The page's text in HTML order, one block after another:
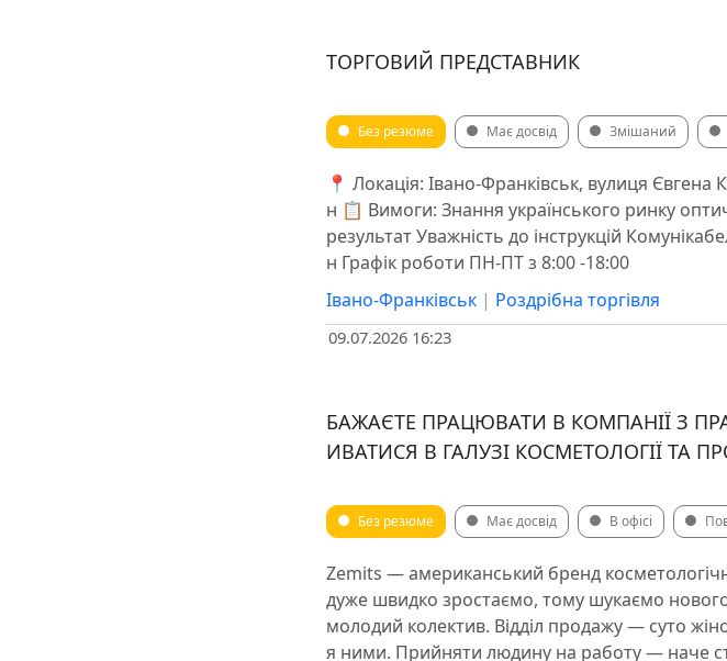
ТОРГОВИЙ ПРЕДСТАВНИК
Без резюме Має досвід Змішаний
📍 Локація: Івано-Франківськ, вулиця
н 📋 Вимоги: Знання українського ринку
результат Уважність до інструкцій
н Графік роботи ПН-ПТ з 8:00 -18:00
Івано-Франківськ | Роздрібна торгівля
09.07.2026 16:23
БАЖАЄТЕ ПРАЦЮВАТИ В КОМПАНІЇ З
ИВАТИСЯ В ГАЛУЗІ КОСМЕТОЛОГІЇ ТА
Без резюме Має досвід В офісі
Zemits — американський бренд
дуже швидко зростаємо, тому шукаємо
молодий колектив. Відділ продажу — суто
я ними. Прийняти людину на работу — наче